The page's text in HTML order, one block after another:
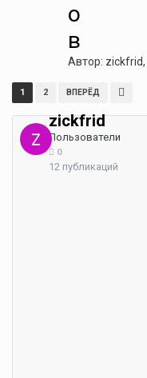
о
в
Автор: zickfrid,
1 2 ВПЕРЁД
zickfrid
Пользователи
0
12 публикаций